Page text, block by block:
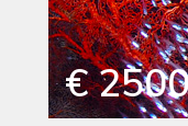
€